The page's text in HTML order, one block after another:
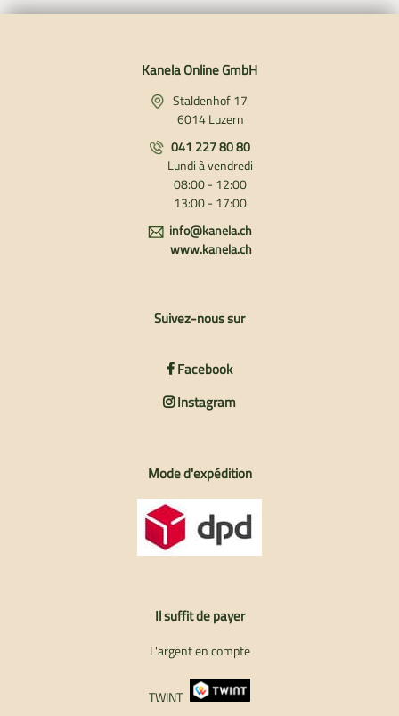
Kanela Online GmbH
Staldenhof 17
6014 Luzern
041 227 80 80
Lundi à vendredi
08:00 - 12:00
13:00 - 17:00
info@kanela.ch
www.kanela.ch
Suivez-nous sur
Facebook
Instagram
Mode d'expédition
Il suffit de payer
L'argent en compte
TWINT